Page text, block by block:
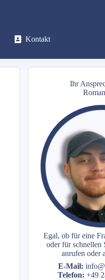
Kontakt
Ihr
Egal, ob für eine
oder für schnellen
anrufen oder
E-Mail:
Telefon: +49